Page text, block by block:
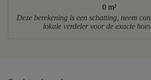
0 m²
Deze berekening is een schatting, neem
lokale verdeler voor de exacte